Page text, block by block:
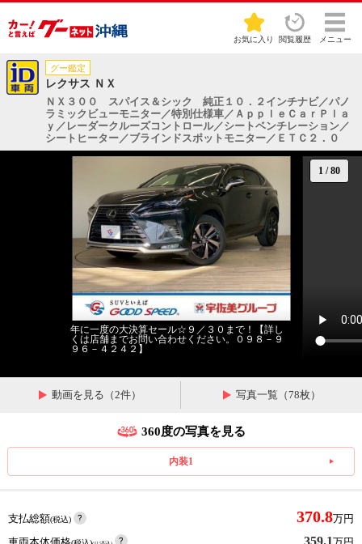
お気に入り 閲覧履歴 メニュー
グー鑑定
レクサス ＮＸ
ＮＸ３００ スパイス＆シック 純正１０．２インチナビ／パノ
ラミックビューモニター／特別仕様車／ＡｐｐｌｅＣａｒＰｌａ
ｙ／レーダークルーズコントロール／シートベンチレーション／
シートヒーター／ブラインドスポットモニター／ＥＴＣ２．０
1 /80
年に一度の大決算セール☆９／３０まで！【詳し
くは店舗までお問い合わせください。０９８－９
９６－４２４２】
動画を見る（2件） 写真一覧（78枚）
360度の写真を見る
内装1
支払総額(税込) 370.8万円
359.1